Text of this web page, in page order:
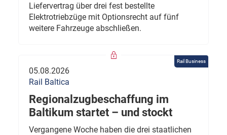
Liefervertrag über drei fest bestellte
Elektrotriebzüge mit Optionsrecht auf fünf
weitere Fahrzeuge abschließen.
Rail Business
05.08.2026
Rail Baltica
Regionalzugbeschaffung im
Baltikum startet – und stockt
Vergangene Woche haben die drei staatlichen